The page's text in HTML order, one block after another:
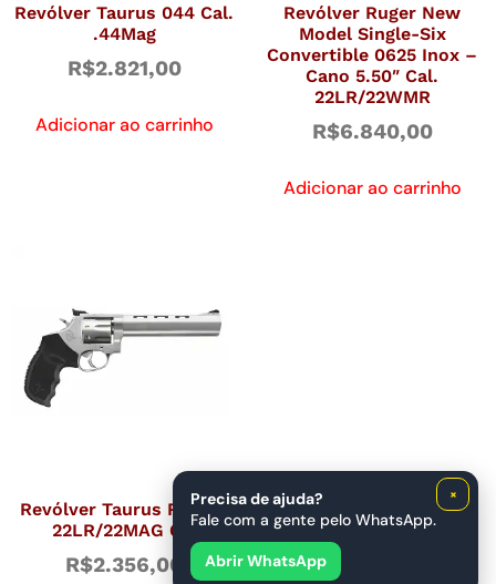
Revólver Taurus 044 Cal.
.44Mag
R$2.821,00
Adicionar ao carrinho
Revólver Ruger New
Model Single-Six
Convertible 0625 Inox –
Cano 5.50″ Cal.
22LR/22WMR
R$6.840,00
Adicionar ao carrinho
Revólver Taurus RT 992
22LR/22MAG 6,5
R$2.356,00
×
Precisa de ajuda?
Fale com a gente pelo WhatsApp.
Abrir WhatsApp